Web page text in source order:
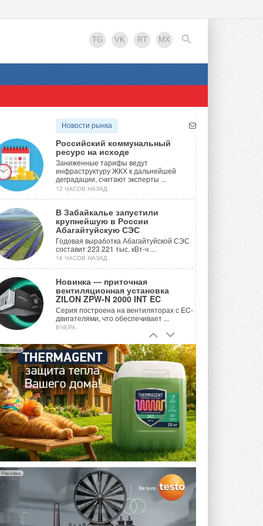
TG VK RT MX
EN
Новости рынка
Российский коммунальный
ресурс на исходе
Заниженные тарифы ведут
инфраструктуру ЖКХ к дальнейшей
деградации, считают эксперты ...
12 ЧАСОВ НАЗАД
В Забайкалье запустили
крупнейшую в России
Абагайтуйскую СЭС
Годовая выработка Абагайтуйской СЭС
составит 223 221 тыс. кВт-ч ...
16 ЧАСОВ НАЗАД
Новинка — приточная
вентиляционная установка
ZILON ZPW-N 2000 INT EC
Серия построена на вентиляторах с EC-
двигателями, что обеспечивает ...
ВЧЕРА
Учёные ЮУрГУ создали
каскадную установку,
объединяющую солнечную и
геотермальную энергию
Природосберегающие технологии ...
ВЧЕРА
Для Арктики создали
технологию защиты
ветрогенераторов от аварий
Разработка учитывает влияние
мерзлоты, обледенения и снеговых ...
ВЧЕРА
Гибридный тепловой насос PV/T
с одним общим испарителем
Исследователи предложили
конструкцию двухисточникового ...
Реклама
Реклама